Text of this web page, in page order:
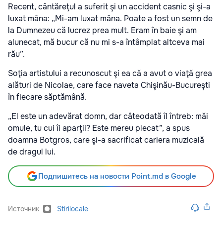
Recent, cântăreţul a suferit şi un accident casnic şi şi-a
luxat mâna: „Mi-am luxat mâna. Poate a fost un semn de
la Dumnezeu că lucrez prea mult. Eram în baie şi am
alunecat, mă bucur că nu mi s-a întâmplat altceva mai
rău”.
Soţia artistului a recunoscut şi ea că a avut o viaţă grea
alături de Nicolae, care face naveta Chişinău-Bucureşti
în fiecare săptămână.
„El este un adevărat domn, dar câteodată îl întreb: măi
omule, tu cui îi aparţii? Este mereu plecat”, a spus
doamna Botgros, care şi-a sacrificat cariera muzicală
de dragul lui.
Подпишитесь на новости Point.md в Google
Источник Stirilocale